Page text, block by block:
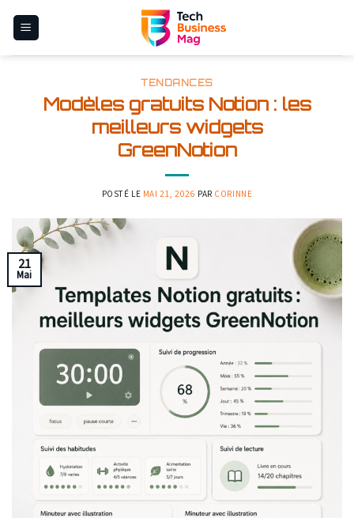
TENDANCES
Modèles gratuits Notion : les
meilleurs widgets
GreenNotion
POSTÉ LE MAI 21, 2026 PAR CORINNE
21
Mai